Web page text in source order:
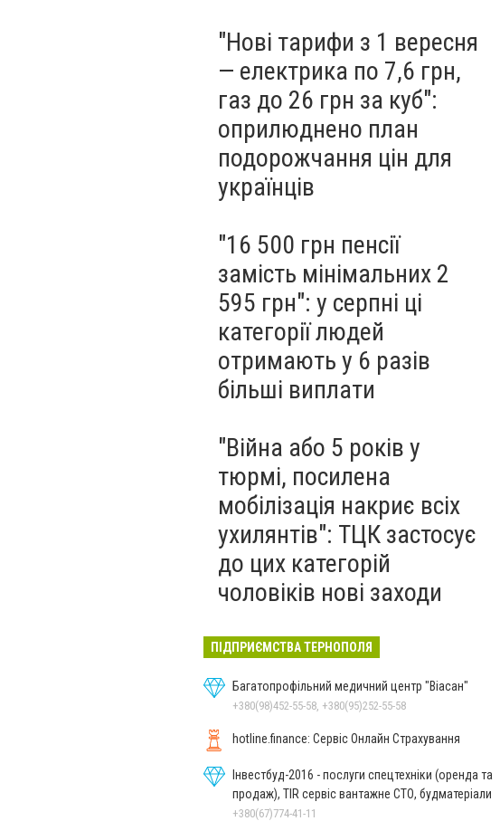
"Нові тарифи з 1 вересня
— електрика по 7,6 грн,
газ до 26 грн за куб":
оприлюднено план
подорожчання цін для
українців
"16 500 грн пенсії
замість мінімальних 2
595 грн": у серпні ці
категорії людей
отримають у 6 разів
більші виплати
"Війна або 5 років у
тюрмі, посилена
мобілізація накриє всіх
ухилянтів": ТЦК застосує
до цих категорій
чоловіків нові заходи
ПІДПРИЄМСТВА ТЕРНОПОЛЯ
Багатопрофільний медичний центр "Віасан"
+380(98)452-55-58, +380(95)252-55-58
hotline.finance: Сервіс Онлайн Страхування
Інвестбуд-2016 - послуги спецтехніки (оренда та
продаж), TIR сервіс вантажне СТО, будматеріали
+380(67)774-41-11